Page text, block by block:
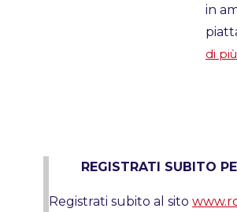
in
di più
REGISTRATI SUBITO
Registrati subito al sito